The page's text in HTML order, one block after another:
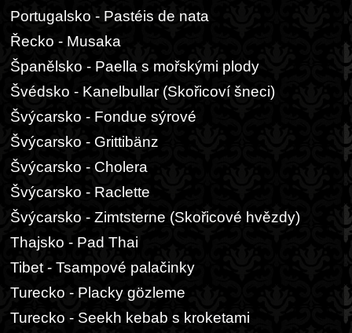
Portugalsko - Pastéis de nata
Řecko - Musaka
Španělsko - Paella s mořskými plody
Švédsko - Kanelbullar (Skořicoví šneci)
Švýcarsko - Fondue sýrové
Švýcarsko - Grittibänz
Švýcarsko - Cholera
Švýcarsko - Raclette
Švýcarsko - Zimtsterne (Skořicové hvězdy)
Thajsko - Pad Thai
Tibet - Tsampové palačinky
Turecko - Placky gözleme
Turecko - Seekh kebab s kroketami